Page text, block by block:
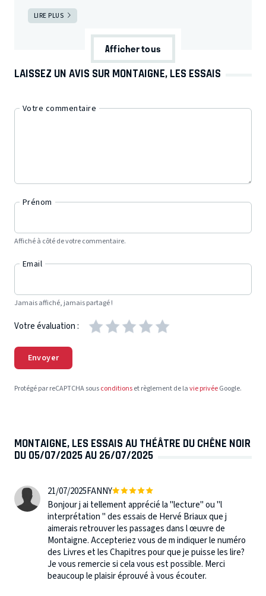
LIRE PLUS
Afficher tous
LAISSEZ UN AVIS SUR MONTAIGNE, LES ESSAIS
Votre commentaire
Prénom
Affiché à côté de votre commentaire.
Email
Jamais affiché, jamais partagé !
Votre évaluation :
Envoyer
Protégé par reCAPTCHA sousconditionset règlement de lavie privéeGoogle.
MONTAIGNE, LES ESSAIS AU THÉÂTRE DU CHÊNE NOIR
DU 05/07/2025 AU 26/07/2025
21/07/2025FANNY
Bonjour j ai tellement apprécié la "lecture" ou "l
interprétation " des essais de Hervé Briaux que j
aimerais retrouver les passages dans l œuvre de
Montaigne. Accepteriez vous de m indiquer le numéro
des Livres et les Chapitres pour que je puisse les lire?
Je vous remercie si cela vous est possible. Merci
beaucoup le plaisir éprouvé à vous écouter.